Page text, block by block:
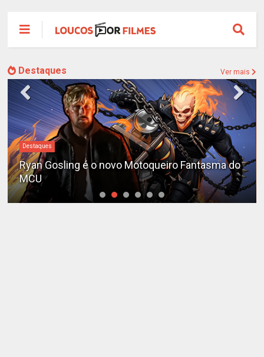
Destaques Ver mais
Destaques
Ryan Gosling é o novo Motoqueiro Fantasma do
MCU